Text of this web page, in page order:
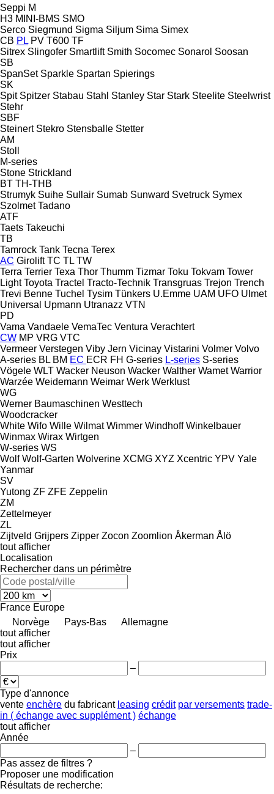
Seppi M
H3 MINI-BMS SMO
Serco Siegmund Sigma Siljum Sima Simex
CB PL PV T600 TF
Sitrex Slingofer Smartlift Smith Socomec Sonarol Soosan
SB
SpanSet Sparkle Spartan Spierings
SK
Spit Spitzer Stabau Stahl Stanley Star Stark Steelite Steelwrist
Stehr
SBF
Steinert Stekro Stensballe Stetter
AM
Stoll
M-series
Stone Strickland
BT TH-THB
Strumyk Suihe Sullair Sumab Sunward Svetruck Symex
Szolmet Tadano
ATF
Taets Takeuchi
TB
Tamrock Tank Tecna Terex
AC Girolift TC TL TW
Terra Terrier Texa Thor Thumm Tizmar Toku Tokvam Tower
Light Toyota Tractel Tracto-Technik Transgruas Trejon Trench
Trevi Benne Tuchel Tysim Tünkers U.Emme UAM UFO Ulmet
Universal Upmann Utranazz VTN
PD
Vama Vandaele VemaTec Ventura Verachtert
CW MP VRG VTC
Vermeer Verstegen Viby Jern Vicinay Vistarini Volmer Volvo
A-series BL BM EC ECR FH G-series L-series S-series
Vögele WLT Wacker Neuson Wacker Walther Wamet Warrior
Warzée Weidemann Weimar Werk Werklust
WG
Werner Baumaschinen Westtech
Woodcracker
White Wifo Wille Wilmat Wimmer Windhoff Winkelbauer
Winmax Wirax Wirtgen
W-series WS
Wolf Wolf-Garten Wolverine XCMG XYZ Xcentric YPV Yale
Yanmar
SV
Yutong ZF ZFE Zeppelin
ZM
Zettelmeyer
ZL
Zijtveld Grijpers Zipper Zocon Zoomlion Åkerman Ålö
tout afficher
Localisation
Rechercher dans un périmètre
France Europe
Norvège
Pays-Bas
Allemagne
tout afficher
tout afficher
Prix
–
Type d'annonce
vente enchère du fabricant leasing crédit par versements trade-
in ( échange avec supplément ) échange
tout afficher
Année
–
Pas assez de filtres ?
Proposer une modification
Résultats de recherche: